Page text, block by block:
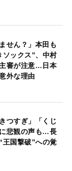
せん？」本田も
ソックス”、中村
審が注意…日本
外な理由
つすぎ」「くじ
悲観の声も…長
王国撃破”への覚